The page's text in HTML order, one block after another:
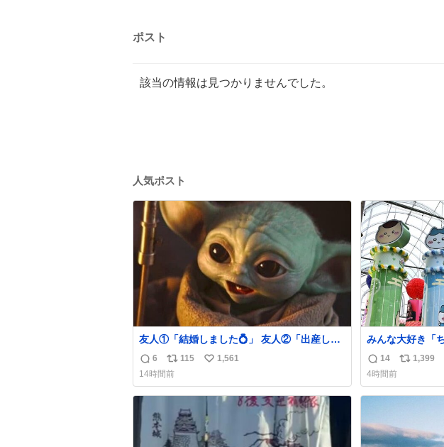
ポスト
該当の情報は見つかりませんでした。
人気ポスト
友人①「結婚しました💍」 友人②「出産しま
した👼🏻」 友人③「マイホーム建てました
🏡」 私「パトゥ」
返
信
数
6
リ
ポ
ス
数
115
い
ね
1,561
14時間前
みんな大好き「
駅側からアーケ
置されてました！ 浴衣姿のちいかわ・ハチワ
レ・うさぎ・モ
になびいてます
返
信
数
14
リ
ス
1,399
4時間前